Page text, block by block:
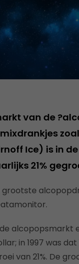
van de
Ice) is in
21%
grootste
alcopopsmarkt
in 1997 was
van 21%. De